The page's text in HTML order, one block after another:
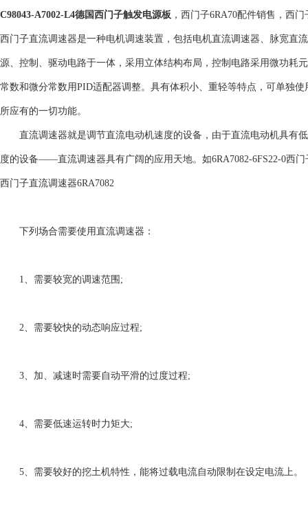
C98043-A7002-L4德国西门子触发电源板 ，西门子6RA70配件销售，西
西门子直流调速器是一种电机调速装置，包括电机直流调速器、脉宽直
源、控制、驱动电路于一体，采用立体结构布局，控制电路采用微功耗
常数和微分常数用PID适配器调整。具有体积小、重轻等特点，可单独
所应有的一切功能。
直流调速器就是调节直流电动机速度的设备，由于直流电动机具有
度的设备——直流调速器具有广阔的应用天地。如6RA7082-6FS22-0西门
西门子直流调速器6RA7082
下列场合需要使用直流调速器：
1、需要较宽的调速范围;
2、需要较快的动态响应过程;
3、加、减速时需要自动平滑的过度过程;
4、需要低速运转时力矩大;
5、需要较好的挖土机特性，能将过载电流自动限制在设定电流上。